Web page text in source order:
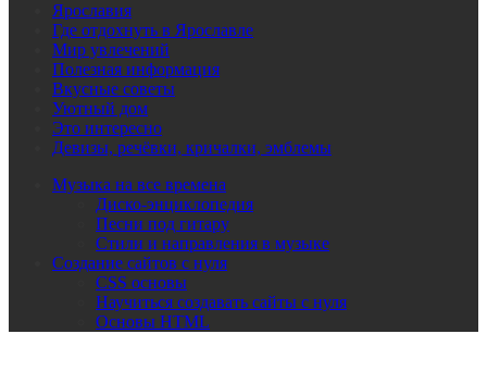
Ярославия
Где отдохнуть в Ярославле
Мир увлечений
Полезная информация
Вкусные советы
Уютный дом
Это интересно
Девизы, речёвки, кричалки, эмблемы
Музыка на все времена
Диско-энциклопедия
Песни под гитару
Стили и направления в музыке
Создание сайтов с нуля
CSS основы
Научиться создавать сайты с нуля
Основы HTML